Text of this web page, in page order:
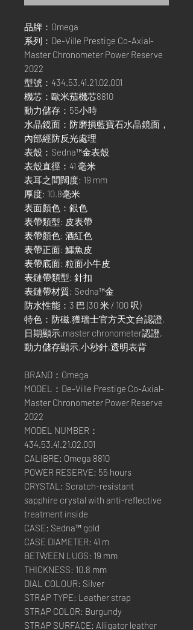
品牌：Omega
系列：De-Ville Prestige Co-Axial-
Master Chronometer Power Reserve
2022
型號：434.53.41.21.02.001
機芯：歐米茄機芯8810
動力儲存：55小時
水晶鏡面：防磨損藍寶石水晶鏡面，
內部經防反光處理
表殼：Sedna™金表殼
表殼直徑：41 毫米
表耳之間闊度: 19 mm
厚度: 10.8毫米
表面顏色：銀色
表帶類型: 皮表帶
表帶顏色: 酒紅色
表帶正面: 鱷魚皮
表帶底面: 粒面小牛皮
表鏈帶類型: 針扣
表鏈帶材質: Sedna™金
防水性能：3 巴 (30 米 / 100 呎)
特色：防磁,獲瑞士官方天文台認證,
日期顯示,master chronometer認證,
動力儲存顯示,小秒針,透明表背
BRAND：Omega
MODEL：De-Ville Prestige Co-Axial-
Master Chronometer Power Reserve
2022
MODEL NUMBER：
434.53.41.21.02.001
CALIBRE: Omega 8810
POWER RESERVE: 55 hours
CRYSTAL: Scratch-resistant
sapphire crystal with anti-reflective
treatment inside
CASE: Sedna™ gold
CASE DIAMETER: 41 m
BETWEEN LUGS: 19 mm
THICKNESS: 10.8 mm
DIAL COLOUR: Silver
STRAP TYPE: Leather strap
STRAP COLOR: Burgundy
STRAP SURFACE: Alligator leather